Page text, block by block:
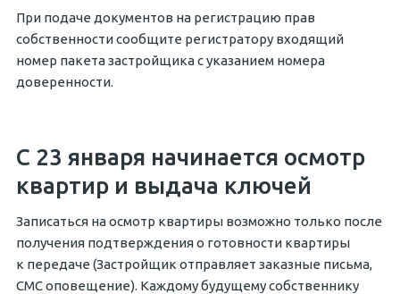
При подаче документов на регистрацию прав
собственности сообщите регистратору входящий
номер пакета застройщика с указанием номера
доверенности.
С 23 января начинается осмотр
квартир и выдача ключей
Записаться на осмотр квартиры возможно только после
получения подтверждения о готовности квартиры
к передаче (Застройщик отправляет заказные письма,
СМС оповещение). Каждому будущему собственнику